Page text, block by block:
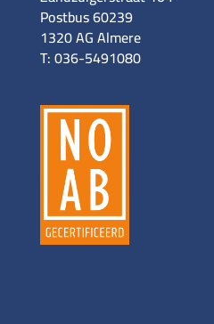
Postbus 60239
1320 AG Almere
T: 036-5491080